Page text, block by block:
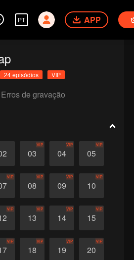
PT APP
24 episódios VIP
Erros de gravação
03
VIP
04
VIP
05
VIP
VIP
08
VIP
09
VIP
10
VIP
VIP
13
VIP
14
VIP
15
VIP
VIP
18
VIP
19
VIP
20
VIP